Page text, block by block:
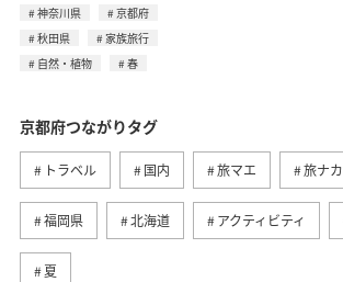
神奈川県
京都府
秋田県
家族旅行
自然・植物
春
京都府つながりタグ
トラベル 国内 旅マエ 旅ナカ
福岡県 北海道 アクティビティ
夏